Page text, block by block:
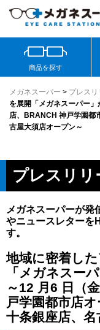
商品を探す
メガネスーパー > プレスリ
を展開「メガネスーパー
店、BRANCH 神戸学園都
古屋大須店オープン～
プレスリリ
メガネスーパーが発
やニュースレターを
す。
地域に密着し
「メガネスー
～12 月6 日（
戸学園都市店
十条銀座店、